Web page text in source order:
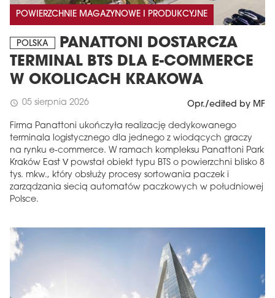
POWIERZCHNIE MAGAZYNOWE I PRODUKCYJNE
POLSKA
PANATTONI DOSTARCZA
TERMINAL BTS DLA E-COMMERCE
W OKOLICACH KRAKOWA
schedule 05 sierpnia 2026 Opr./edited by MF
Firma Panattoni ukończyła realizację dedykowanego
terminala logistycznego dla jednego z wiodących graczy
na rynku e-commerce. W ramach kompleksu Panattoni Park
Kraków East V powstał obiekt typu BTS o powierzchni blisko 8
tys. mkw., który obsłuży procesy sortowania paczek i
zarządzania siecią automatów paczkowych w południowej
Polsce.